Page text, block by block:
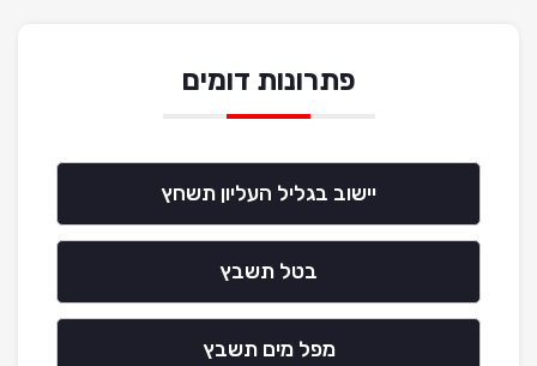
פתרונות דומים
יישוב בגליל העליון תשחץ
בטל תשבץ
מפל מים תשבץ